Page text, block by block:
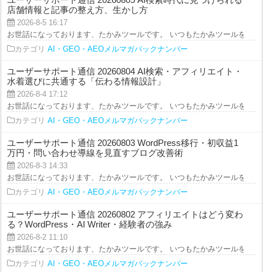
店舗情報と記事の整え方、生かし方
2026-8-5 16:17
お世話になっております、たかみツールです。 いつもたかみツールをご
カテゴリ AI・GEO・AEOメルマガバックナンバー
ユーザーサポート通信 20260804 AI検索・アフィリエイト・
水着選びに共通する「伝わる情報設計」
2026-8-4 17:12
お世話になっております、たかみツールです。 いつもたかみツールをご
カテゴリ AI・GEO・AEOメルマガバックナンバー
ユーザーサポート通信 20260803 WordPress移行・初収益1
万円・問い合わせ導線を見直すブログ改善術
2026-8-3 14:33
お世話になっております、たかみツールです。 いつもたかみツールをご
カテゴリ AI・GEO・AEOメルマガバックナンバー
ユーザーサポート通信 20260802 アフィリエイトはどう変わ
る？WordPress・AI Writer・経験者の強み
2026-8-2 11:10
お世話になっております、たかみツールです。 いつもたかみツールをご
カテゴリ AI・GEO・AEOメルマガバックナンバー